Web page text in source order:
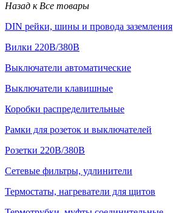
Назад к Все товары
DIN рейки, шины и провода заземления
Вилки 220В/380В
Выключатели автоматические
Выключатели клавишные
Коробки распределительные
Рамки для розеток и выключателей
Розетки 220В/380В
Сетевые фильтры, удлинители
Термостаты, нагреватели для щитов